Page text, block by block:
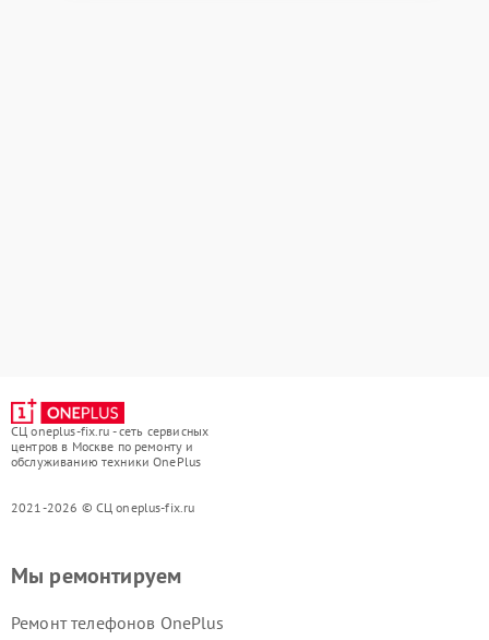
СЦ oneplus-fix.ru - сеть сервисных
центров в Москве по ремонту и
обслуживанию техники OnePlus
2021-2026 © СЦ oneplus-fix.ru
Мы ремонтируем
Ремонт телефонов OnePlus